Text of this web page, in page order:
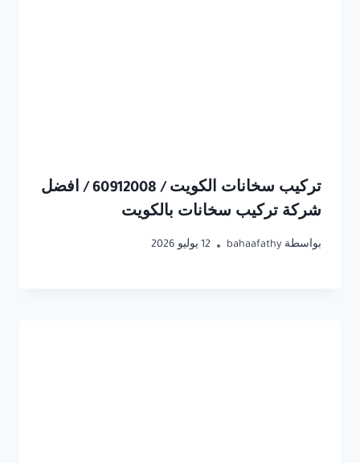
تركيب سخانات الكويت / 60912008 / افضل
شركة تركيب سخانات بالكويت
بواسطة bahaafathy 12 يوليو 2026